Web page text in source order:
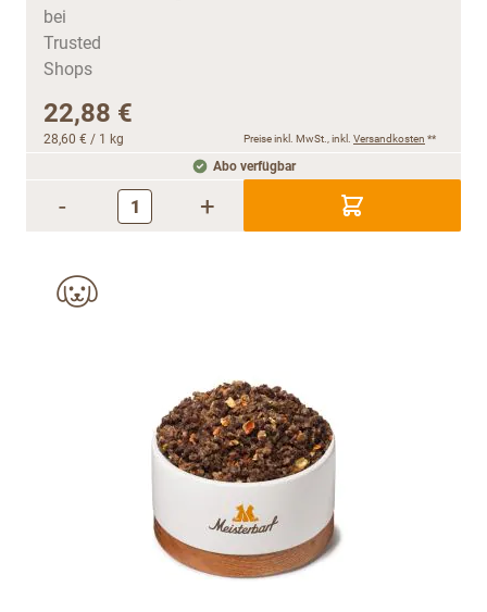
22,88 €
28,60 € / 1 kg Preise inkl. MwSt., inkl. Versandkosten **
Abo verfügbar
- +